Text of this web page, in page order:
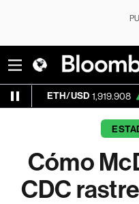
1,919.908 +0.74%
Cómo
CDC